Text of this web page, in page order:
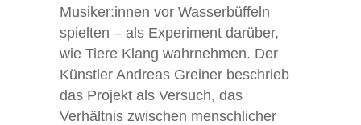
Musiker:innen vor Wasserbüffeln
spielten – als Experiment darüber,
wie Tiere Klang wahrnehmen. Der
Künstler Andreas Greiner beschrieb
das Projekt als Versuch, das
Verhältnis zwischen menschlicher